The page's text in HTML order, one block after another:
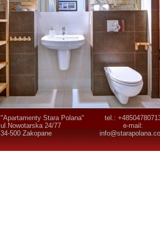
"Apartamenty Stara Polana"
ul.Nowotarska 24/77
34-500 Zakopane
tel.:
e-mail: